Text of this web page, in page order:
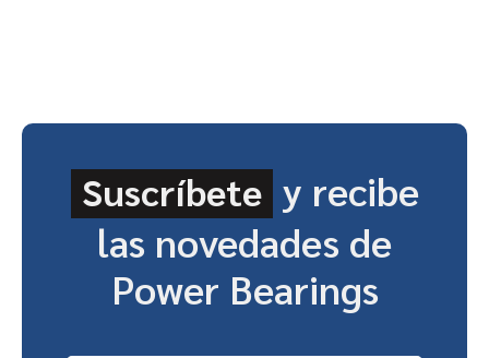
Suscríbete y recibe
las novedades de
Power Bearings